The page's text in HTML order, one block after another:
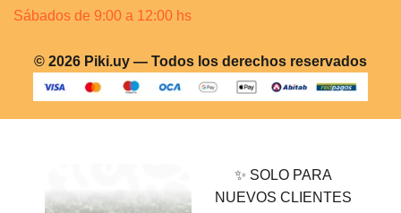
Sábados de 9:00 a 12:00 hs
© 2026 Piki.uy — Todos los derechos reservados
✨ SOLO PARA
NUEVOS CLIENTES